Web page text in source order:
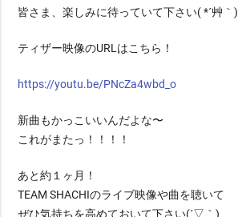
皆さま、楽しみに待っていて下さい( *´艸｀)
ティザー映像のURLはこちら！
https://youtu.be/PNcZa4wbd_o
新曲もかっこいいんだよな〜
これがまたっ！！！！
あと約１ヶ月！
TEAM SHACHIのライブ映像や曲を聴いて
ぜひ気持ちを高めておいて下さい(´▽｀)